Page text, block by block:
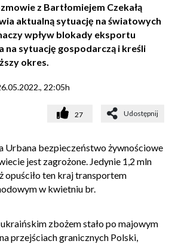
z Bartłomiejem Czekałą
aktualną sytuację na światowych
wpływ blokady eksportu
na sytuację gospodarczą i kreśli
okres.
22:05h
27 Udostępnij
Urbana bezpieczeństwo żywnościowe
jest zagrożone. Jedynie 1,2 mln
opuściło ten kraj transportem
w kwietniu br.
zbożem stało po majowym
przejściach granicznych Polski,